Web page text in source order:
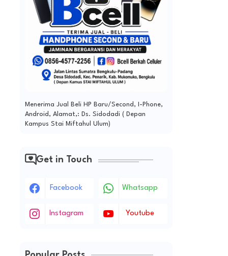
Menerima Jual Beli HP Baru/Second, I-Phone,
Android, Alamat,: Ds. Sidodadi ( Depan
Kampus Stai Miftahul Ulum)
Get in Touch
Facebook Whatsapp
Instagram Youtube